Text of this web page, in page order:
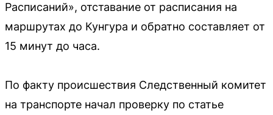
Расписаний», отставание от расписания на
маршрутах до Кунгура и обратно составляет от
15 минут до часа.
По факту происшествия Следственный комитет
на транспорте начал проверку по статье